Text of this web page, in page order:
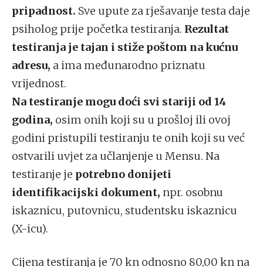
pripadnost. Sve upute za rješavanje testa daje
psiholog prije početka testiranja. Rezultat
testiranja je tajan i stiže poštom na kućnu
adresu, a ima međunarodno priznatu
vrijednost.
Na testiranje mogu doći svi stariji od 14
godina, osim onih koji su u prošloj ili ovoj
godini pristupili testiranju te onih koji su već
ostvarili uvjet za učlanjenje u Mensu. Na
testiranje je potrebno donijeti
identifikacijski dokument, npr. osobnu
iskaznicu, putovnicu, studentsku iskaznicu
(X-icu).
Cijena testiranja je 70 kn odnosno 80,00 kn na